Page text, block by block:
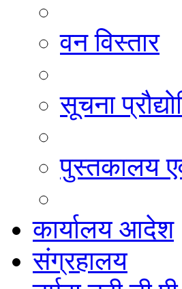
वन विस्तार
सूचना
पुस्तकालय
कार्यालय आदेश
संग्रहालय